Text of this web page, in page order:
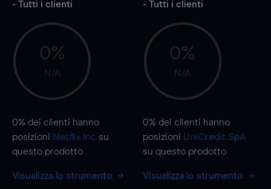
- Tutti i clienti
0%
N/A
0% dei clienti hanno
posizioni Netflix Inc su
questo prodotto
Visualizza lo strumento
- Tutti i clienti
0%
N/A
0% dei clienti hanno
posizioni UniCredit SpA
su questo prodotto
Visualizza lo strumento